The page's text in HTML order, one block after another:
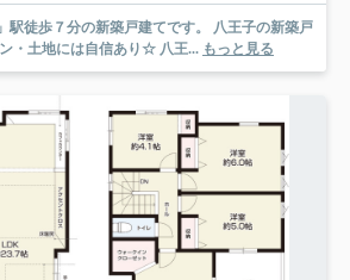
分の新築戸建てです。 八王子の新築戸
建・中古戸建 マンション・土地には自信あり☆ 八王... もっと見る